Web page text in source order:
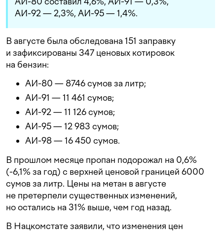
АИ-92 — 2,3%, АИ-95 — 1,4%.
В августе была обследована 151 заправку
и зафиксированы 347 ценовых котировок
на бензин:
АИ-80 — 8746 сумов за литр;
АИ-91 — 11 461 сумов;
АИ-92 — 11 126 сумов;
АИ-95 — 12 983 сумов;
АИ-98 — 16 450 сумов.
В прошлом месяце пропан подорожал на 0,6%
(-6,1% за год) с верхней ценовой границей 6000
сумов за литр. Цены на метан в августе
не претерпели существенных изменений,
но остались на 31% выше, чем год назад.
В Нацкомстате заявили, что изменения цен